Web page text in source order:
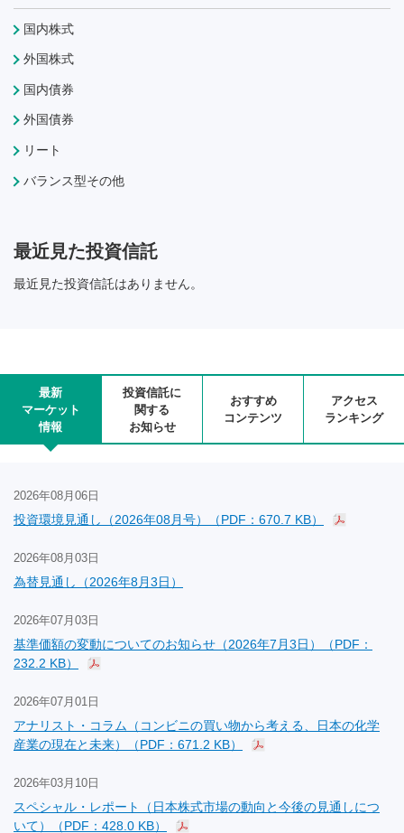
国内株式
外国株式
国内債券
外国債券
リート
バランス型その他
最近見た投資信託
最近見た投資信託はありません。
最新
マーケット
情報
投資信託に
関する
お知らせ
おすすめ
コンテンツ
アクセス
ランキング
2026年08月06日
投資環境見通し（2026年08月号）（PDF：670.7 KB）
2026年08月03日
為替見通し（2026年8月3日）
2026年07月03日
基準価額の変動についてのお知らせ（2026年7月3日）（PDF：
232.2 KB）
2026年07月01日
アナリスト・コラム（コンビニの買い物から考える、日本の化学
産業の現在と未来）（PDF：671.2 KB）
2026年03月10日
スペシャル・レポート（日本株式市場の動向と今後の見通しにつ
いて）（PDF：428.0 KB）